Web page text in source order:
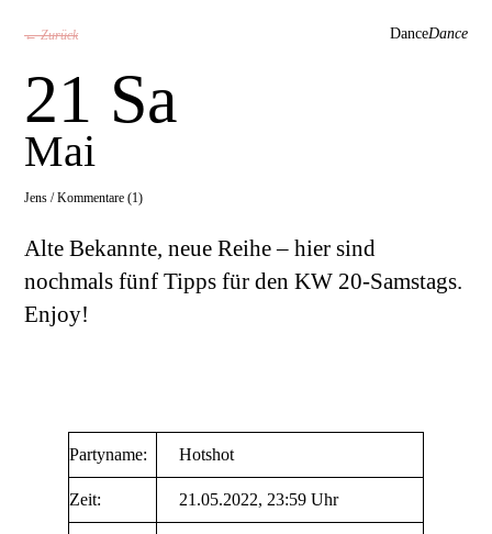
← Zurück DanceDance
21 Sa
Mai
Jens /Kommentare (1)
Alte Bekannte, neue Reihe – hier sind
nochmals fünf Tipps für den KW 20-Samstags.
Enjoy!
Partyname: Hotshot
Zeit: 21.05.2022, 23:59 Uhr